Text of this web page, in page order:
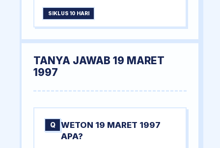
SIKLUS 10 HARI
TANYA JAWAB 19 MARET
1997
Q
WETON 19 MARET 1997
APA?